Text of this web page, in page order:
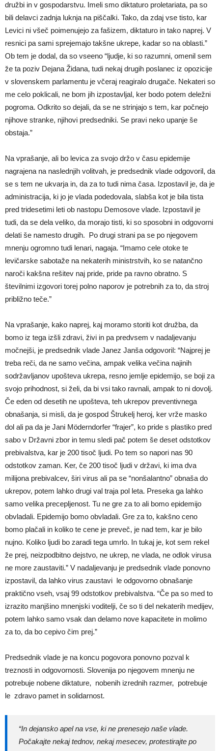
družbi in v gospodarstvu. Imeli smo diktaturo proletariata, pa so
bili delavci zadnja luknja na piščalki. Tako, da zdaj vse tisto, kar
Levici ni všeč poimenujejo za fašizem, diktaturo in tako naprej. V
resnici pa sami sprejemajo takšne ukrepe, kadar so na oblasti.”
Ob tem je dodal, da so vseeno “ljudje, ki so razumni, omenil sem
že ta poziv Dejana Židana, tudi nekaj drugih poslanec iz opozicije
v slovenskem parlamentu je včeraj reagiralo drugače. Nekateri so
me celo poklicali, ne bom jih izpostavljal, ker bodo potem deležni
pogroma. Odkrito so dejali, da se ne strinjajo s tem, kar počnejo
njihove stranke, njihovi predsedniki. Se pravi neko upanje še
obstaja.”
Na vprašanje, ali bo levica za svojo držo v času epidemije
nagrajena na naslednjih volitvah, je predsednik vlade odgovoril, da
se s tem ne ukvarja in, da za to tudi nima časa. Izpostavil je, da je
administracija, ki jo je vlada podedovala, slabša kot je bila tista
pred tridesetimi leti ob nastopu Demosove vlade. Izpostavil je
tudi, da se dela veliko, da morajo tisti, ki so sposobni in odgovorni
delati še namesto drugih. Po drugi strani pa se po njegovem
mnenju ogromno tudi lenari, nagaja. “Imamo cele otoke te
levičarske sabotaže na nekaterih ministrstvih, ko se natančno
naroči kakšna rešitev naj pride, pride pa ravno obratno. S
številnimi izgovori torej polno naporov je potrebnih za to, da stroj
približno teče.”
Na vprašanje, kako naprej, kaj moramo storiti kot družba, da
bomo iz tega izšli zdravi, živi in pa predvsem v nadaljevanju
močnejši, je predsednik vlade Janez Janša odgovoril: “Najprej je
treba reči, da ne samo večina, ampak velika večina najinih
sodržavljanov upošteva ukrepa, resno jemlje epidemijo, se boji za
svojo prihodnost, si želi, da bi vsi tako ravnali, ampak to ni dovolj.
Če eden od desetih ne upošteva, teh ukrepov preventivnega
obnašanja, si misli, da je gospod Štrukelj heroj, ker vrže masko
dol ali pa da je Jani Möderndorfer “frajer”, ko pride s plastiko pred
sabo v Državni zbor in temu sledi pač potem še deset odstotkov
prebivalstva, kar je 200 tisoč ljudi. Po tem so napori nas 90
odstotkov zaman. Ker, če 200 tisoč ljudi v državi, ki ima dva
milijona prebivalcev, širi virus ali pa se “nonšalantno” obnaša do
ukrepov, potem lahko drugi val traja pol leta. Preseka ga lahko
samo velika precepljenost. Tu ne gre za to ali bomo epidemijo
obvladali. Epidemijo bomo obvladali. Gre za to, kakšno ceno
bomo plačali in koliko te cene je preveč, je nad tem, kar je bilo
nujno. Koliko ljudi bo zaradi tega umrlo. In tukaj je, kot sem rekel
že prej, neizpodbitno dejstvo, ne ukrep, ne vlada, ne odlok virusa
ne more zaustaviti.” V nadaljevanju je predsednik vlade ponovno
izpostavil, da lahko virus zaustavi le odgovorno obnašanje
praktično vseh, vsaj 99 odstotkov prebivalstva. “Če pa so med to
izrazito manjšino mnenjski voditelji, če so ti del nekaterih medijev,
potem lahko samo vsak dan delamo nove kapacitete in molimo
za to, da bo cepivo čim prej.”
Predsednik vlade je na koncu pogovora ponovno pozval k
treznosti in odgovornosti. Slovenija po njegovem mnenju ne
potrebuje nobene diktature, nobenih izrednih razmer, potrebuje
le zdravo pamet in solidarnost.
“In dejansko apel na vse, ki ne prenesejo naše vlade.
Počakajte nekaj tednov, nekaj mesecev, protestirajte po